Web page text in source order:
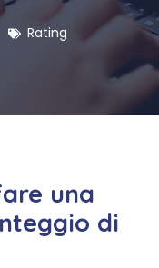
Rating
una
di